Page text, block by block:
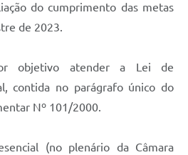
do cumprimento das metas
de 2023.
objetivo atender a Lei de
contida no parágrafo único do
Nº 101/2000.
(no plenário da Câmara